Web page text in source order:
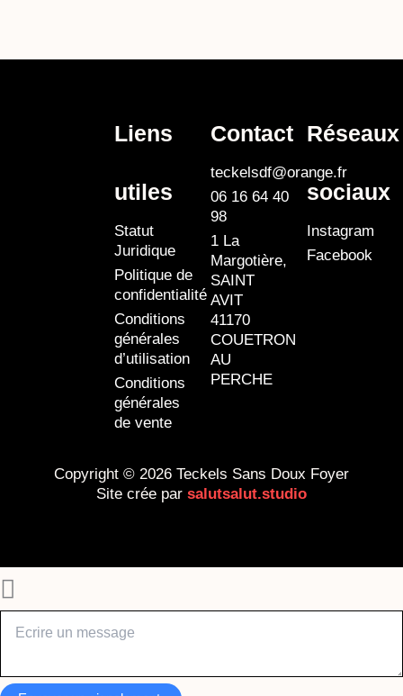
Liens
utiles
Statut
Juridique
Politique de
confidentialité
Conditions
générales
d’utilisation
Conditions
générales
de vente
Contact
teckelsdf@orange.fr
06 16 64 40
98
1 La
Margotière,
SAINT
AVIT
41170
COUETRON
AU
PERCHE
Réseaux
sociaux
Instagram
Facebook
Copyright © 2026 Teckels Sans Doux Foyer
Site crée par salutsalut.studio